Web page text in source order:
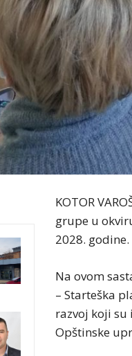
KOTOR
grupe u
2028. godine.
Na ovom
– Starteška
razvoj koji
Opštinske